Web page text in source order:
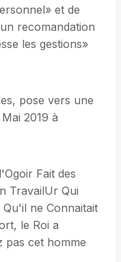
et de
recomandation
les gestions»
pose vers une
2019 à
Fait des
TravailUr Qui
ne Connaitait
le Roi a
pas cet homme